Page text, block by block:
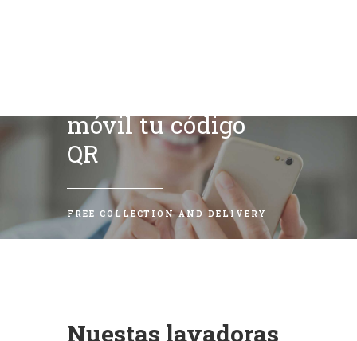
móvil tu código
QR
FREE COLLECTION AND DELIVERY
Nuestas lavadoras